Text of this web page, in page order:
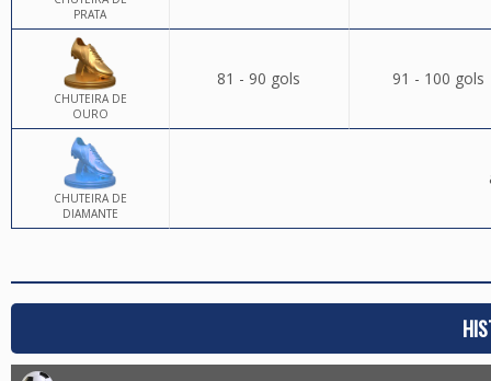
PRATA
CHUTEIRA DE
OURO
81 - 90 gols 91 - 100 gols
CHUTEIRA DE
DIAMANTE